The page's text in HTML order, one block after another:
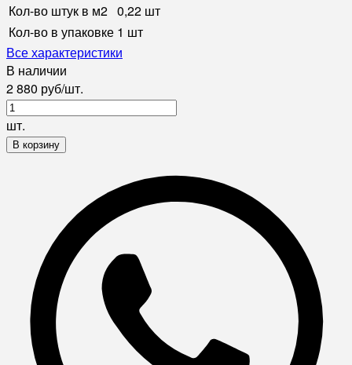
Кол-во штук в м2 0,22 шт
Кол-во в упаковке 1 шт
Все характеристики
В наличии
2 880 руб/шт.
шт.
В корзину